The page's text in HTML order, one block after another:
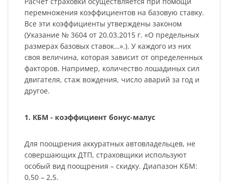
перемножения коэффициентов на базовую ставку.
Все эти коэффициенты утверждены законом
(Указание № 3604 от 20.03.2015 г. «О предельных
размерах базовых ставок…».). У каждого из них
своя величина, которая зависит от определенных
факторов. Например, количество лошадиных сил
двигателя, стаж вождения, число аварий за год и
другое.
1. КБМ - коэффициент бонус-малус
Для поощрения аккуратных автовладельцев, не
совершающих ДТП, страховщики используют
особый вид поощрения – скидку. Диапазон КБМ:
0,50 – 2,5.